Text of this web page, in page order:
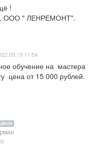
!
ООО " ЛЕНРЕМОНТ".
11:54
обучение на  мастера
цена от 15 000 рублей.